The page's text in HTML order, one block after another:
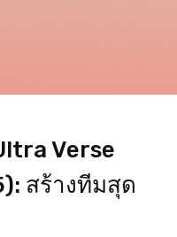
Verse
สร้างทีมสุด